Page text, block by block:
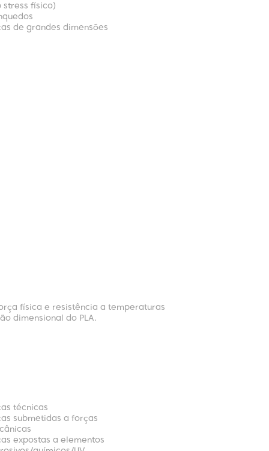
stress físico)
de grandes dimensões
física e resistência a temperaturas
dimensional do PLA.
técnicas
submetidas a forças
expostas a elementos